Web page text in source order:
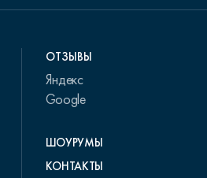
ОТЗЫВЫ
Яндекс
Google
ШОУРУМЫ
КОНТАКТЫ